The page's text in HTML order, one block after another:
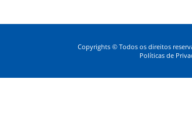
Copyrights © Todos os direitos
Políticas de